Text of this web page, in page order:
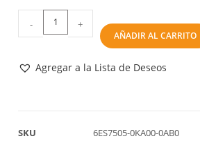
- +
AÑADIR AL CARRITO
Agregar a la Lista de Deseos
SKU
6ES7505-0KA00-0AB0